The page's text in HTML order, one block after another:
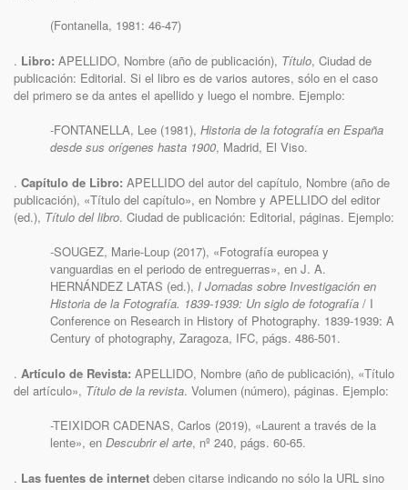
(Fontanella, 1981: 46-47)
. Libro: APELLIDO, Nombre (año de publicación), Título, Ciudad de
publicación: Editorial. Si el libro es de varios autores, sólo en el caso
del primero se da antes el apellido y luego el nombre. Ejemplo:
-FONTANELLA, Lee (1981), Historia de la fotografía en España
desde sus orígenes hasta 1900, Madrid, El Viso.
. Capítulo de Libro: APELLIDO del autor del capítulo, Nombre (año de
publicación), «Título del capítulo», en Nombre y APELLIDO del editor
(ed.), Título del libro. Ciudad de publicación: Editorial, páginas. Ejemplo:
-SOUGEZ, Marie-Loup (2017), «Fotografía europea y
vanguardias en el periodo de entreguerras», en J. A.
HERNÁNDEZ LATAS (ed.), I Jornadas sobre Investigación en
Historia de la Fotografía. 1839-1939: Un siglo de fotografía / I
Conference on Research in History of Photography. 1839-1939: A
Century of photography, Zaragoza, IFC, págs. 486-501.
. Artículo de Revista: APELLIDO, Nombre (año de publicación), «Título
del artículo», Título de la revista. Volumen (número), páginas. Ejemplo:
-TEIXIDOR CADENAS, Carlos (2019), «Laurent a través de la
lente», en Descubrir el arte, nº 240, págs. 60-65.
. Las fuentes de internet deben citarse indicando no sólo la URL sino